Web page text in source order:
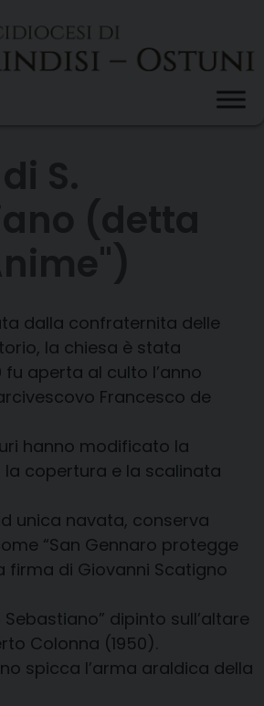
dalla confraternita delle
la chiesa è stata
fu aperta al culto l’anno
Francesco de
hanno modificato la
la copertura e la scalinata
unica navata, conserva
“San Gennaro protegge
firma di Giovanni Scatigno
Sebastiano” dipinto sull’altare
Colonna (1950).
spicca l’arma araldica della